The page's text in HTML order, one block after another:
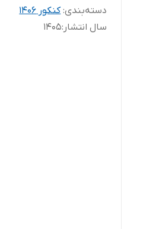
دسته‌بندی:کنکور 140۶
سال انتشار :
1405